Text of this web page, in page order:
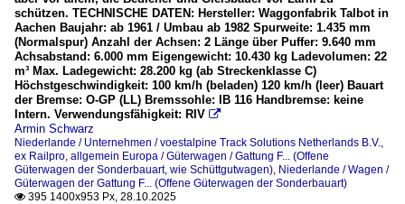
schützen. TECHNISCHE DATEN: Hersteller: Waggonfabrik Talbot in
Aachen Baujahr: ab 1961 / Umbau ab 1982 Spurweite: 1.435 mm
(Normalspur) Anzahl der Achsen: 2 Länge über Puffer: 9.640 mm
Achsabstand: 6.000 mm Eigengewicht: 10.430 kg Ladevolumen: 22
m³ Max. Ladegewicht: 28.200 kg (ab Streckenklasse C)
Höchstgeschwindigkeit: 100 km/h (beladen) 120 km/h (leer) Bauart
der Bremse: O-GP (LL) Bremssohle: IB 116 Handbremse: keine
Intern. Verwendungsfähigkeit: RIV 
Armin Schwarz
Niederlande / Unternehmen / voestalpine Track Solutions Netherlands B.V.,
ex Railpro, allgemein Europa / Güterwagen / Gattung F... (Offene
Güterwagen der Sonderbauart, wie Schüttgutwagen), Niederlande / Wagen /
Güterwagen der Gattung F... (Offene Güterwagen der Sonderbauart)
 395 1400x953 Px, 28.10.2025